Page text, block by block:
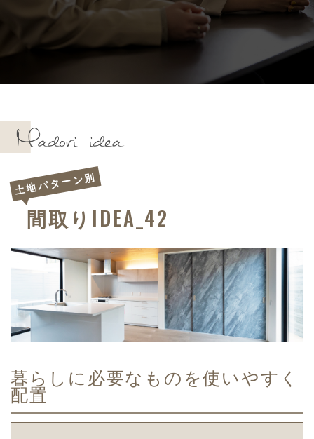
土地パターン別
間取り IDEA_42
暮らしに必要なものを使いやすく
配置